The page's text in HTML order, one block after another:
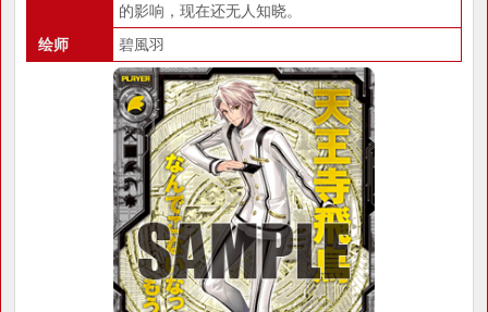
的影响，现在还无人知晓。
绘师
碧風羽